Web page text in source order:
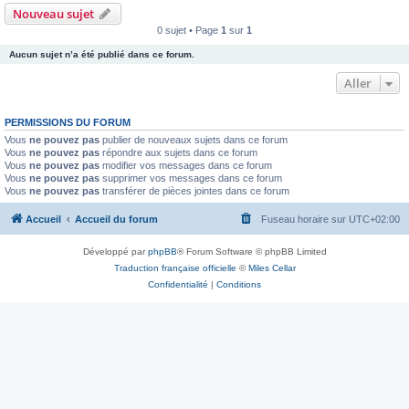
Nouveau sujet
0 sujet • Page 1 sur 1
Aucun sujet n’a été publié dans ce forum.
Aller
PERMISSIONS DU FORUM
Vous ne pouvez pas publier de nouveaux sujets dans ce forum
Vous ne pouvez pas répondre aux sujets dans ce forum
Vous ne pouvez pas modifier vos messages dans ce forum
Vous ne pouvez pas supprimer vos messages dans ce forum
Vous ne pouvez pas transférer de pièces jointes dans ce forum
Accueil Accueil du forum Fuseau horaire sur UTC+02:00
Développé parphpBB® Forum Software © phpBB Limited
Traduction française officielle ©Miles Cellar
Confidentialité | Conditions